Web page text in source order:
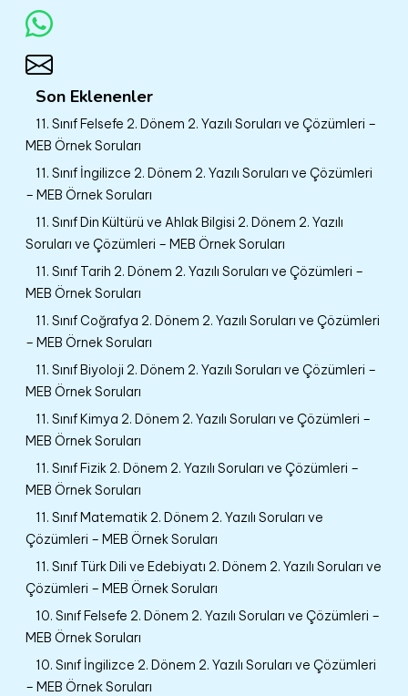
Son Eklenenler
11. Sınıf Felsefe 2. Dönem 2. Yazılı Soruları ve Çözümleri –
MEB Örnek Soruları
11. Sınıf İngilizce 2. Dönem 2. Yazılı Soruları ve Çözümleri
– MEB Örnek Soruları
11. Sınıf Din Kültürü ve Ahlak Bilgisi 2. Dönem 2. Yazılı
Soruları ve Çözümleri – MEB Örnek Soruları
11. Sınıf Tarih 2. Dönem 2. Yazılı Soruları ve Çözümleri –
MEB Örnek Soruları
11. Sınıf Coğrafya 2. Dönem 2. Yazılı Soruları ve Çözümleri
– MEB Örnek Soruları
11. Sınıf Biyoloji 2. Dönem 2. Yazılı Soruları ve Çözümleri –
MEB Örnek Soruları
11. Sınıf Kimya 2. Dönem 2. Yazılı Soruları ve Çözümleri –
MEB Örnek Soruları
11. Sınıf Fizik 2. Dönem 2. Yazılı Soruları ve Çözümleri –
MEB Örnek Soruları
11. Sınıf Matematik 2. Dönem 2. Yazılı Soruları ve
Çözümleri – MEB Örnek Soruları
11. Sınıf Türk Dili ve Edebiyatı 2. Dönem 2. Yazılı Soruları ve
Çözümleri – MEB Örnek Soruları
10. Sınıf Felsefe 2. Dönem 2. Yazılı Soruları ve Çözümleri –
MEB Örnek Soruları
10. Sınıf İngilizce 2. Dönem 2. Yazılı Soruları ve Çözümleri
– MEB Örnek Soruları